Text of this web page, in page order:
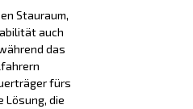
Stauraum,
auch
das
fürs
Lösung, die